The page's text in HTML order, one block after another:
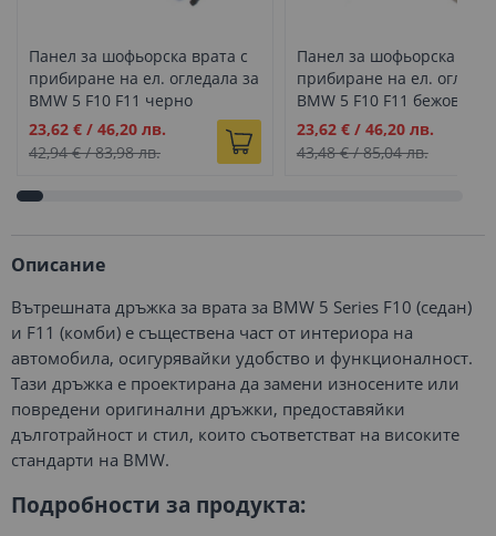
Панел за шофьорска врата с
прибиране на ел. огледала за
BMW 5 F10 F11 черно
Промо
цена
23,62 € / 46,20 лв.
42,94 €/83,98 лв.
Панел за шофьорска
прибиране на ел.
BMW 5 F10 F11 бежово
Промо
цена
23,62 €/ 46,20 лв.
43,48 €/85,04 лв.
Описание
Вътрешната дръжка за врата за BMW 5 Series F10 (седан)
и F11 (комби) е съществена част от интериора на
автомобила, осигурявайки удобство и функционалност.
Тази дръжка е проектирана да замени износените или
повредени оригинални дръжки, предоставяйки
дълготрайност и стил, които съответстват на високите
стандарти на BMW.
Подробности за продукта: